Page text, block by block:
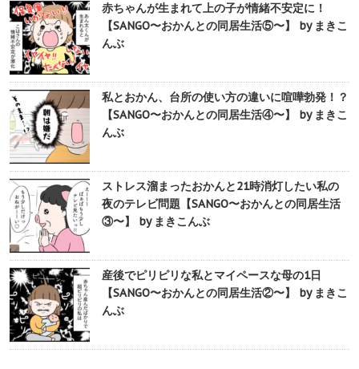
赤ちゃんが生まれて上の子が情緒不安定に！
【SANGO〜おかんとの同居生活⑤〜】 by まきこ
んぶ
私とおかん、台所の使い方の違いに喧嘩勃発！？
【SANGO〜おかんとの同居生活④〜】 by まきこ
んぶ
ストレス溜まったおかんと21時消灯したい私の
夜のテレビ問題【SANGO〜おかんとの同居生活
③〜】 by まきこんぶ
産後でピリピリな私とマイペースな母の1日
【SANGO〜おかんとの同居生活②〜】 by まきこ
んぶ